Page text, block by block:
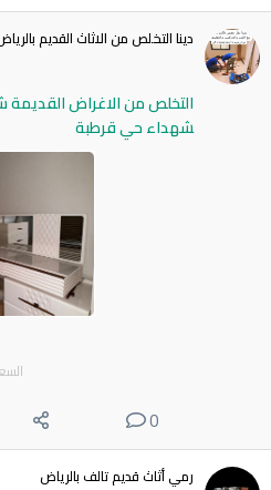
دينا التخلص من الاثاث القديم بالرياض
شهداء حي قرطبة
0
رمي أثاث قديم تالف بالرياض